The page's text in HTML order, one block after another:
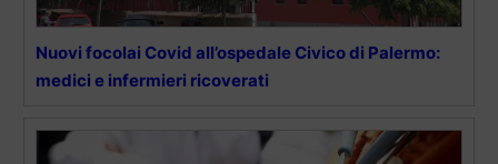
Nuovi focolai Covid all’ospedale Civico di Palermo:
medici e infermieri ricoverati